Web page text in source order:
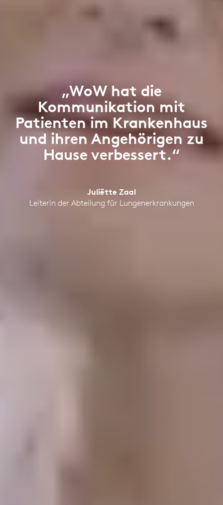
„WoW hat die
Kommunikation mit
Patienten im Krankenhaus
und ihren Angehörigen zu
Hause verbessert.“
Juliëtte Zaal
Leiterin der Abteilung für Lungenerkrankungen